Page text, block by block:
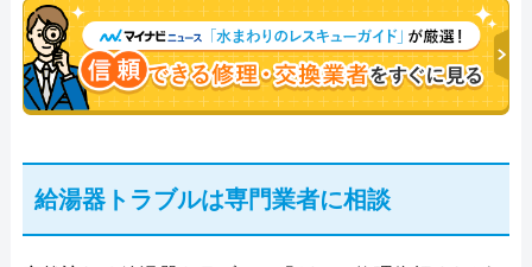
決。多くのお客様に信頼される「給湯器」のスペシ
ャリスト。
給湯器トラブルは専門業者に相談